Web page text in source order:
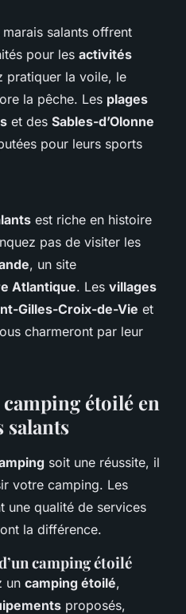
marais salants offrent
pour les activités
pratiquer la voile, le
la pêche. Les plages
et des Sables-d’Olonne
pour leurs sports
est riche en histoire
pas de visiter les
, un site
Atlantique. Les villages
Gilles-Croix-de-Vie et
charmeront par leur
étoilé en
salants
soit une réussite, il
votre camping. Les
une qualité de services
la différence.
camping étoilé
un camping étoilé,
proposés,